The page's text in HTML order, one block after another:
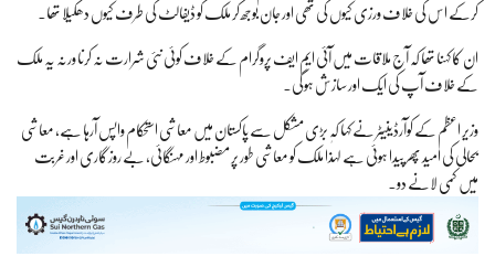
کرکے اس کی خلاف ورزی کیوں کی تھی اور جان بوجھ کر ملک کو ڈیفالٹ کی طرف کیوں دھکیلا تھا۔
ان کا کہنا تھا کہ آج ملاقات میں آئی ایم ایف پروگرام کے خلاف کوئی نئی شرارت نہ کرنا ورنہ یہ ملک
کے خلاف آپ کی ایک اور سازش ہوگی۔
وزیر اعظم کے کوآرڈینیٹر نے کہا کہ بڑی مشکل سے پاکستان میں معاشی استحکام واپس آرہا ہے، معاشی
بحالی کی امید پھر پیدا ہوئی ہے لہٰذا ملک کو معاشی طور پر مضبوط اور مہنگائی، بے روزگاری اور غربت
میں کمی لانے دو۔